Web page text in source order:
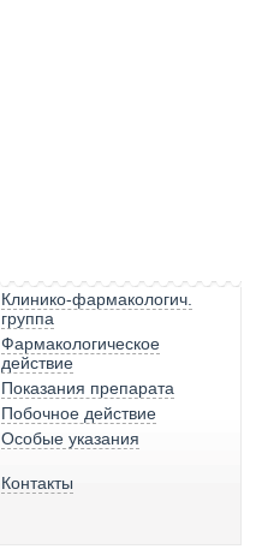
Клинико-фармакологич.
группа
Фармакологическое
действие
Показания препарата
Побочное действие
Особые указания
Контакты